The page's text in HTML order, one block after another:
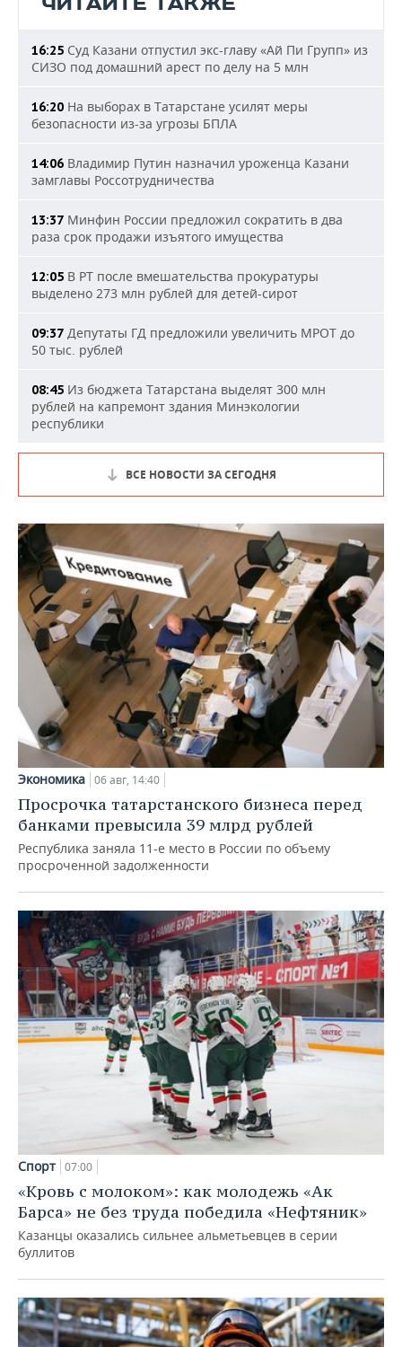
16:25 Суд Казани отпустил экс-главу «Ай Пи Групп» из
СИЗО под домашний арест по делу на 5 млн
16:20 На выборах в Татарстане усилят меры
безопасности из-за угрозы БПЛА
14:06 Владимир Путин назначил уроженца Казани
замглавы Россотрудничества
13:37 Минфин России предложил сократить в два
раза срок продажи изъятого имущества
12:05 В РТ после вмешательства прокуратуры
выделено 273 млн рублей для детей-сирот
09:37 Депутаты ГД предложили увеличить МРОТ до
50 тыс. рублей
08:45 Из бюджета Татарстана выделят 300 млн
рублей на капремонт здания Минэкологии
республики
ВСЕ НОВОСТИ ЗА СЕГОДНЯ
Экономика 06 авг, 14:40
Просрочка татарстанского бизнеса перед
банками превысила 39 млрд рублей
Республика заняла 11-е место в России по объему
просроченной задолженности
Спорт 07:00
«Кровь с молоком»: как молодежь «Ак
Барса» не без труда победила «Нефтяник»
Казанцы оказались сильнее альметьевцев в серии
буллитов